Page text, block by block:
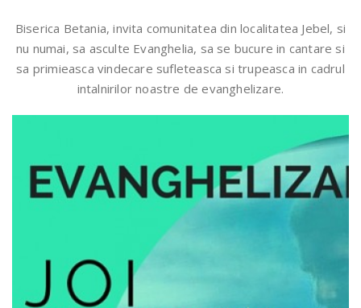
Biserica Betania, invita comunitatea din localitatea Jebel, si
nu numai, sa asculte Evanghelia, sa se bucure in cantare si
sa primieasca vindecare sufleteasca si trupeasca in cadrul
intalnirilor noastre de evanghelizare.